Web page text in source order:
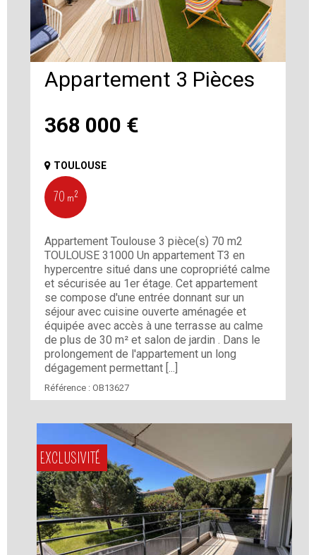
368 000 €
Appartement 3 Pièces
TOULOUSE
70 m²
Appartement Toulouse 3 pièce(s) 70 m2
TOULOUSE 31000 Un appartement T3 en
hypercentre situé dans une copropriété calme
et sécurisée au 1er étage. Cet appartement
se compose d'une entrée donnant sur un
séjour avec cuisine ouverte aménagée et
équipée avec accès à une terrasse au calme
de plus de 30 m² et salon de jardin . Dans le
prolongement de l'appartement un long
dégagement permettant [...]
Référence : OB13627
EXCLUSIVITÉ